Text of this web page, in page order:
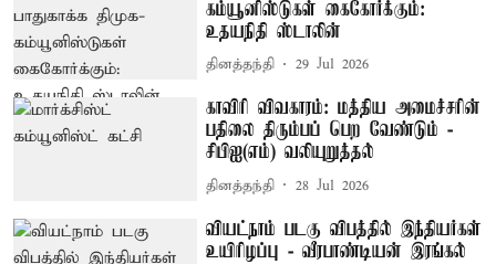
கம்யூனிஸ்டுகள் கைகோர்க்கும்:
உதயநிதி ஸ்டாலின்
தினத்தந்தி 29 Jul 2026
காவிரி விவகாரம்: மத்திய அமைச்சரின்
பதிலை திரும்பப் பெற வேண்டும் -
சிபிஐ(எம்) வலியுறுத்தல்
தினத்தந்தி 28 Jul 2026
வியட்நாம் படகு விபத்தில் இந்தியர்கள்
உயிரிழப்பு - வீரபாண்டியன் இரங்கல்